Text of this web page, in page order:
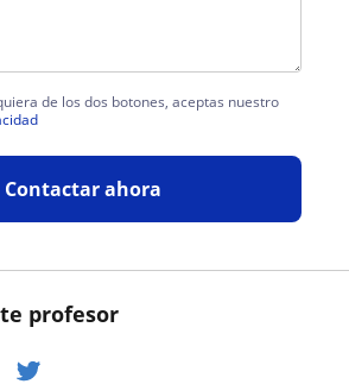
profesor
de los dos botones, aceptas nuestro
Contactar ahora